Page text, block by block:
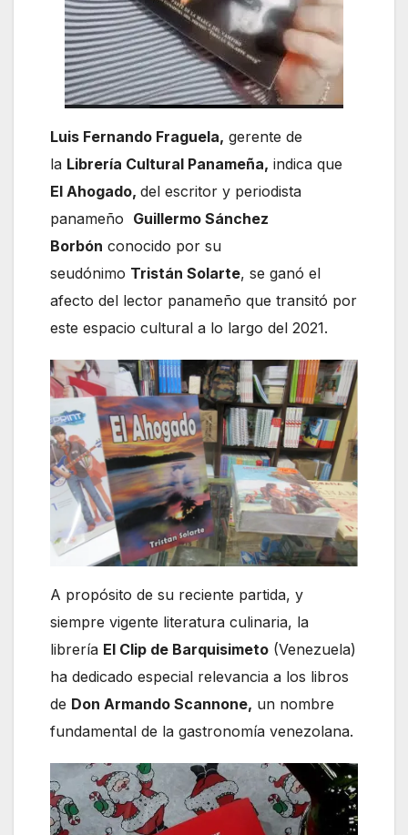
Luis Fernando Fraguela, gerente de
la Librería Cultural Panameña, indica que
El Ahogado, del escritor y periodista
panameño Guillermo Sánchez
Borbón conocido por su
seudónimo Tristán Solarte, se ganó el
afecto del lector panameño que transitó por
este espacio cultural a lo largo del 2021.
A propósito de su reciente partida, y
siempre vigente literatura culinaria, la
librería El Clip de Barquisimeto (Venezuela)
ha dedicado especial relevancia a los libros
de Don Armando Scannone, un nombre
fundamental de la gastronomía venezolana.